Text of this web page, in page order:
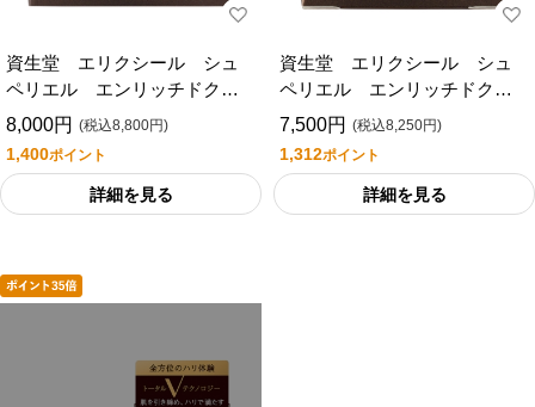
資生堂 エリクシール シュ
ペリエル エンリッチドクリ
ームＴＢ
8,000円 (税込8,800円)
1,400ポイント
詳細を見る
資生堂 エリクシール シュ
ペリエル エンリッチドクリ
ームＴＢ（つけかえ専用レフ
7,500円 (税込8,250円)
1,312ポイント
詳細を見る